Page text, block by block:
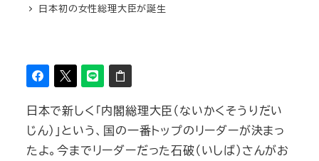
日本初の女性総理大臣が誕生
日本で新しく「内閣総理大臣（ないかくそうりだい
じん）」という、国の一番トップのリーダーが決まっ
たよ。今までリーダーだった石破（いしば）さんがお